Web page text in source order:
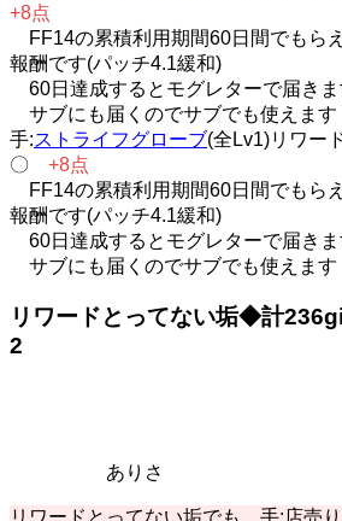
+8点
FF14の累積利用期間60日間でもら
報酬です(パッチ4.1緩和)
60日達成するとモグレターで届きま
サブにも届くのでサブでも使えます
手:ストライフグローブ(全Lv1)リワー
〇 +8点
FF14の累積利用期間60日間でもら
報酬です(パッチ4.1緩和)
60日達成するとモグレターで届きま
サブにも届くのでサブでも使えます
リワードとってない垢◆計
2
ありさ
リワードとってない垢でも、手:店売